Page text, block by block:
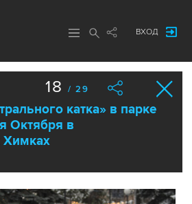
ВХОД
катка» в парке
Октября в
Химках
18 / 29